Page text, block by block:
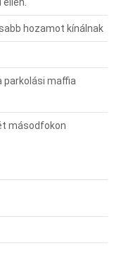
hozamot kínálnak
parkolási maffia
másodfokon